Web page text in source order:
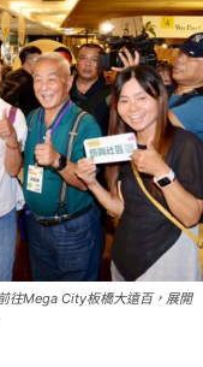
往Mega City板橋大遠百，展開